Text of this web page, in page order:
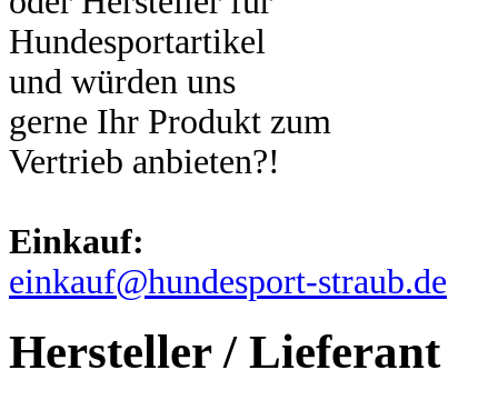
Hundesportartikel
und würden uns
gerne Ihr Produkt zum
Vertrieb anbieten?!
Einkauf:
einkauf@hundesport-straub.de
Hersteller / Lieferant